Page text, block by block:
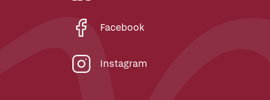
Facebook
Instagram